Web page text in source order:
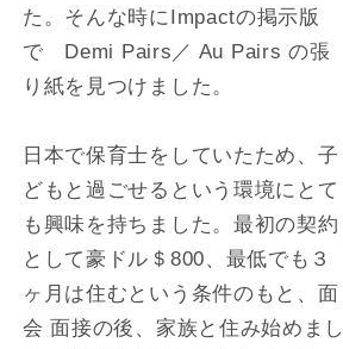
た。そんな時にImpactの掲示版
で Demi Pairs／ Au Pairs の張
り紙を見つけました。
日本で保育士をしていたため、子
どもと過ごせるという環境にとて
も興味を持ちました。最初の契約
として豪ドル＄800、最低でも３
ヶ月は住むという条件のもと、面
会 面接の後、家族と住み始めまし